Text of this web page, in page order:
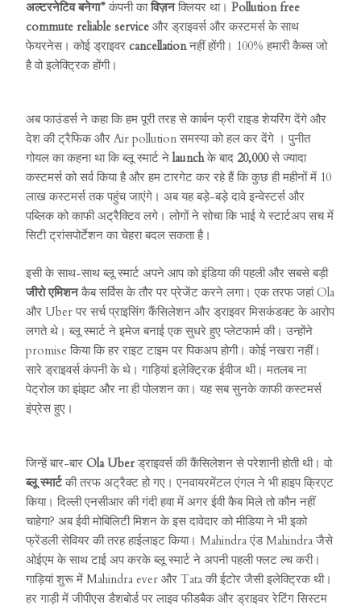
अल्टरनेटिव बनेगा”कंपनी काविज़नक्लियर था।Pollution free
commute reliable service और ड्राइवर्स और कस्टमर्स के साथ
फेयरनेस। कोई ड्राइवरcancellationनहीं होंगी। 100% हमारी कैब्स जो
है वो इलेक्ट्रिक होंगी।
अब फाउंडर्स ने कहा कि हम पूरी तरह से कार्बन फ्री राइड शेयरिंग देंगे और
देश की ट्रैफिक और Air pollution समस्या को हल कर देंगे । पुनीत
गोयल का कहना था कि ब्लू स्मार्ट नेlaunchके बाद 20,000से ज्यादा
कस्टमर्स को सर्व किया है और हम टारगेट कर रहे हैं कि कुछ ही महीनों में 10
लाख कस्टमर्स तक पहुंच जाएंगे। अब यह बड़े-बड़े दावे इन्वेस्टर्स और
पब्लिक को काफी अट्रैक्टिव लगे। लोगों ने सोचा कि भाई ये स्टार्टअप सच में
सिटी ट्रांसपोर्टेशन का चेहरा बदल सकता है।
इसी के साथ-साथ ब्लू स्मार्ट अपने आप को इंडिया की पहली और सबसे बड़ी
जीरो एमिशनकैब सर्विस के तौर पर प्रेजेंट करने लगा। एक तरफ जहां Ola
और Uber पर सर्च प्राइसिंग कैंसिलेशन और ड्राइवर मिसकंडक्ट के आरोप
लगते थे। ब्लू स्मार्ट ने इमेज बनाई एक सुधरे हुए प्लेटफार्म की। उन्होंने
promise किया कि हर राइट टाइम पर पिकअप होगी। कोई नखरा नहीं।
सारे ड्राइवर्स कंपनी के थे। गाड़ियां इलेक्ट्रिक ईवीज थी। मतलब ना
पेट्रोल का झंझट और ना ही पोलशन का। यह सब सुनके काफी कस्टमर्स
इंप्रेस हुए।
जिन्हें बार-बारOla Uberड्राइवर्स की कैंसिलेशन से परेशानी होती थी। वो
ब्लू स्मार्टकी तरफ अट्रैक्ट हो गए। एनवायरमेंटल एंगल ने भी हाइप क्रिएट
किया। दिल्ली एनसीआर की गंदी हवा में अगर ईवी कैब मिले तो कौन नहीं
चाहेगा? अब ईवी मोबिलिटी मिशन के इस दावेदार को मीडिया ने भी इको
फ्रेंडली सेवियर की तरह हाईलाइट किया। Mahindra एंड Mahindra जैसे
ओईएम के साथ टाई अप करके ब्लू स्मार्ट ने अपनी पहली फ्लट ल्च करी।
गाड़ियां शुरू में Mahindra ever और Tata की ईटोर जैसी इलेक्ट्रिक थी।
हर गाड़ी में जीपीएस डैशबोर्ड पर लाइव फीडबैक और ड्राइवर रेटिंग सिस्टम